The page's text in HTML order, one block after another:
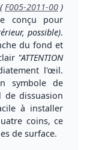
( F005-2011-00 )
conçu pour
possible).
du fond et
"ATTENTION
l'œil.
symbole de
de dissuasion
à installer
coins, ce
de surface.